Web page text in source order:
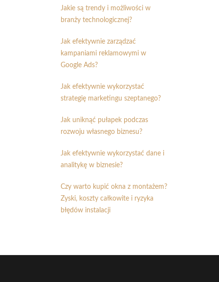
Jakie są trendy i możliwości w
branży technologicznej?
Jak efektywnie zarządzać
kampaniami reklamowymi w
Google Ads?
Jak efektywnie wykorzystać
strategię marketingu szeptanego?
Jak uniknąć pułapek podczas
rozwoju własnego biznesu?
Jak efektywnie wykorzystać dane i
analitykę w biznesie?
Czy warto kupić okna z montażem?
Zyski, koszty całkowite i ryzyka
błędów instalacji